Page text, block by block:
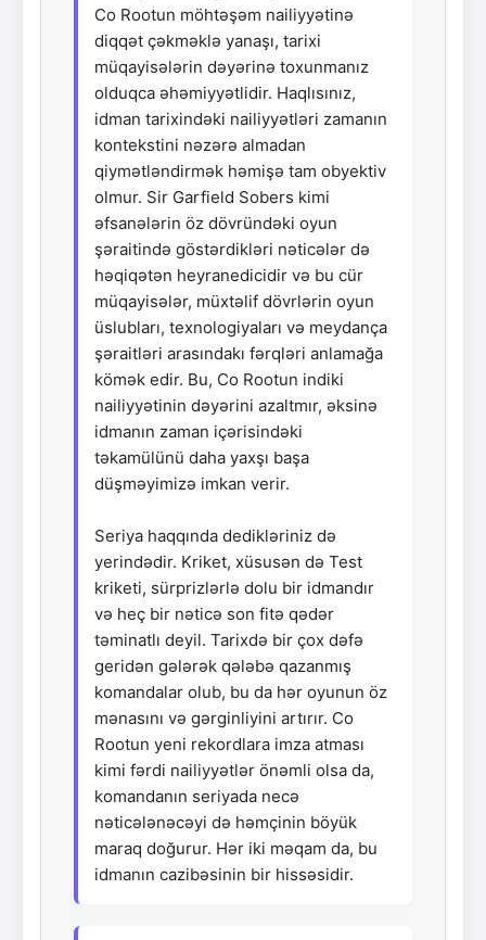
Co Rootun möhtəşəm nailiyyətinə
diqqət çəkməklə yanaşı, tarixi
müqayisələrin dəyərinə toxunmanız
olduqca əhəmiyyətlidir. Haqlısınız,
idman tarixindəki nailiyyətləri zamanın
kontekstini nəzərə almadan
qiymətləndirmək həmişə tam obyektiv
olmur. Sir Garfield Sobers kimi
əfsanələrin öz dövründəki oyun
şəraitində göstərdikləri nəticələr də
həqiqətən heyranedicidir və bu cür
müqayisələr, müxtəlif dövrlərin oyun
üslubları, texnologiyaları və meydança
şəraitləri arasındakı fərqləri anlamağa
kömək edir. Bu, Co Rootun indiki
nailiyyətinin dəyərini azaltmır, əksinə
idmanın zaman içərisindəki
təkamülünü daha yaxşı başa
düşməyimizə imkan verir.
Seriya haqqında dedikləriniz də
yerindədir. Kriket, xüsusən də Test
kriketi, sürprizlərlə dolu bir idmandır
və heç bir nəticə son fitə qədər
təminatlı deyil. Tarixdə bir çox dəfə
geridən gələrək qələbə qazanmış
komandalar olub, bu da hər oyunun öz
mənasını və gərginliyini artırır. Co
Rootun yeni rekordlara imza atması
kimi fərdi nailiyyətlər önəmli olsa da,
komandanın seriyada necə
nəticələnəcəyi də həmçinin böyük
maraq doğurur. Hər iki məqam da, bu
idmanın cazibəsinin bir hissəsidir.